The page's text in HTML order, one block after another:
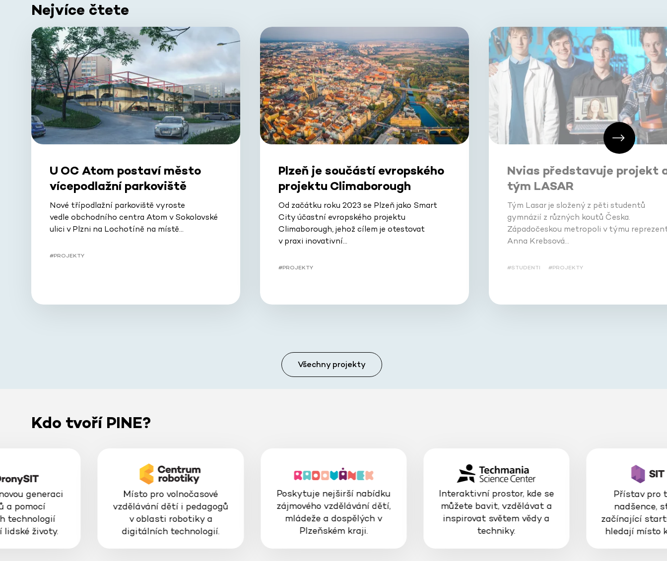
Nejvíce čtete
U OC Atom postaví město
vícepodlažní parkoviště
Nové třípodlažní parkoviště vyroste
vedle obchodního centra Atom v Sokolovské
ulici v Plzni na Lochotíně na místě…
#PROJEKTY
Plzeň je součástí evropského
projektu Climaborough
Od začátku roku 2023 se Plzeň jako Smart
City účastní evropského projektu
Climaborough, jehož cílem je otestovat
v praxi inovativní…
#PROJEKTY
Nvias představuje projekt
tým LASAR
Tým Lasar je složený z pěti studentů
gymnázií z různých koutů Česka.
Západočeskou metropoli v týmu
Anna Krebsová…
#STUDENTI #PROJEKTY
Všechny projekty
Kdo tvoří PINE?
generaci
a pomocí
technologií
lidské životy.
Místo pro volnočasové
vzdělávání dětí i pedagogů
v oblasti robotiky a
digitálních technologií.
Poskytuje nejširší nabídku
zájmového vzdělávání dětí,
mládeže a dospělých v
Plzeňském kraji.
Interaktivní prostor, kde se
můžete bavit, vzdělávat a
inspirovat světem vědy a
techniky.
Přístav pro
nadšence,
začínající
hledají místo